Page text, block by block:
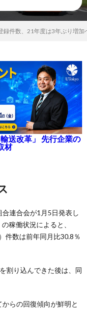
録件数、21年度は3年ぶり増加
送改革」 先行企業の
材
連合会が1月5日発表し
稼働状況によると、
件数は前年同月比30.8％
割り込んできた後は、同
らの回復傾向が鮮明と